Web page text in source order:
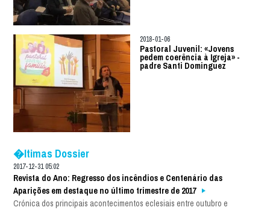
2018-01-06
Pastoral Juvenil: «Jovens
pedem coerência à Igreja» -
padre Santi Dominguez
�ltimas Dossier
2017-12-31 05:02
Revista do Ano: Regresso dos incêndios e Centenário das
Aparições em destaque no último trimestre de 2017
Crónica dos principais acontecimentos eclesiais entre outubro e